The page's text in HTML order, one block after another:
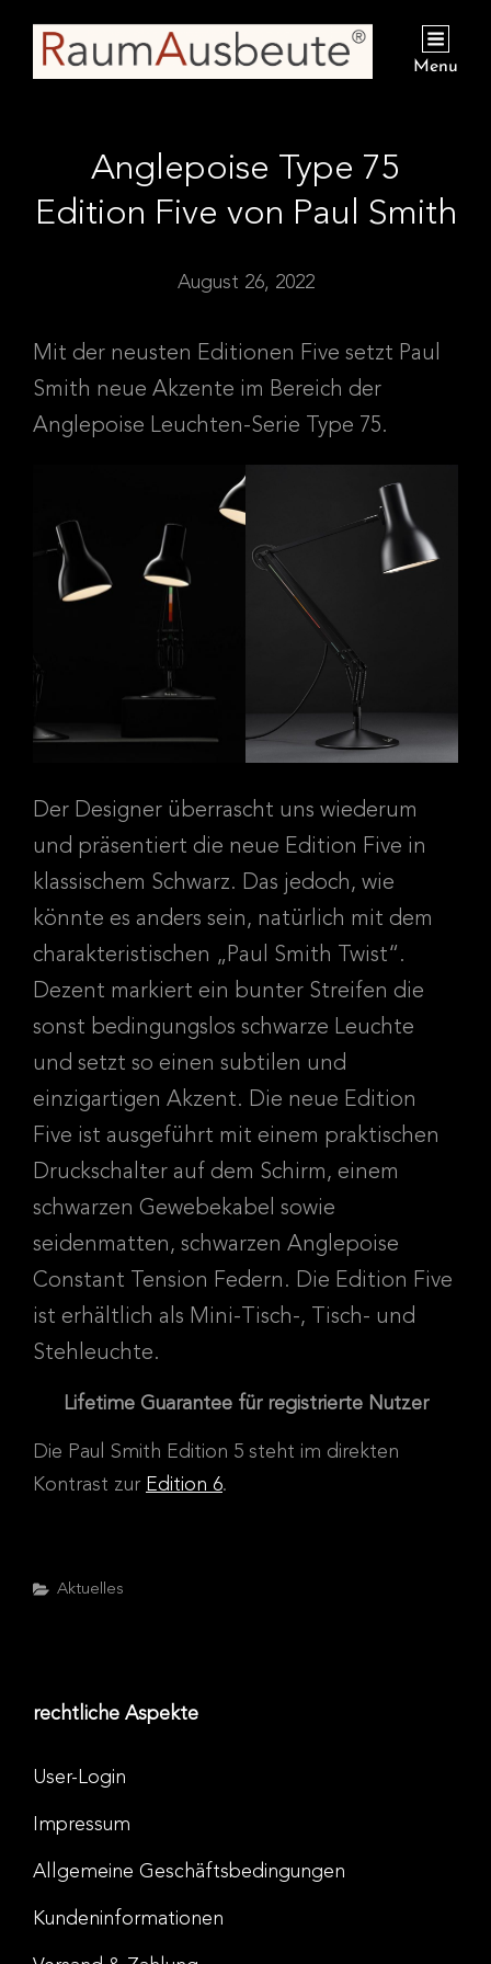
Menu
Anglepoise Type 75
Edition Five von Paul Smith
August 26, 2022
Mit der neusten Editionen Five setzt Paul
Smith neue Akzente im Bereich der
Anglepoise Leuchten-Serie Type 75.
Der Designer überrascht uns wiederum
und präsentiert die neue Edition Five in
klassischem Schwarz. Das jedoch, wie
könnte es anders sein, natürlich mit dem
charakteristischen „Paul Smith Twist“.
Dezent markiert ein bunter Streifen die
sonst bedingungslos schwarze Leuchte
und setzt so einen subtilen und
einzigartigen Akzent. Die neue Edition
Five ist ausgeführt mit einem praktischen
Druckschalter auf dem Schirm, einem
schwarzen Gewebekabel sowie
seidenmatten, schwarzen Anglepoise
Constant Tension Federn. Die Edition Five
ist erhältlich als Mini-Tisch-, Tisch- und
Stehleuchte.
Lifetime Guarantee für registrierte Nutzer
Die Paul Smith Edition 5 steht im direkten
Kontrast zur Edition 6.
Categories
Aktuelles
rechtliche Aspekte
User-Login
Impressum
Allgemeine Geschäftsbedingungen
Kundeninformationen